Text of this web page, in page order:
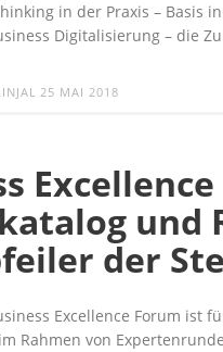
in der Praxis – Basis
Digitalisierung – die
25 MAI 2018
und
der
Excellence Forum ist
Rahmen von